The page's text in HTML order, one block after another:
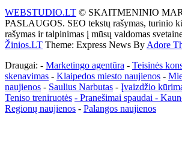
WEBSTUDIO.LT © SKAITMENINIO
PASLAUGOS. SEO tekstų rašymas, turinio
rašymas ir talpinimas į mūsų valdomas
Žinios.LT Theme: Express News By Adore
Draugai: - Marketingo agentūra - Teisinės
skenavimas - Klaipedos miesto naujienos -
naujienos - Saulius Narbutas - Įvaizdžio
Teniso treniruotės - Pranešimai spaudai -
Regionų naujienos - Palangos naujienos